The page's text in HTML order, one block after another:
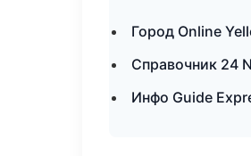
Город Online
Справочник 24
Инфо Guide